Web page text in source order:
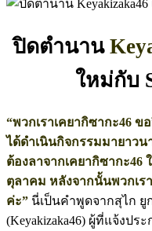
ปิดตำนาน
ใหม่กับ
“พวกเราเคยากิซากะ46
ได้ดำเนินกิจกรรมมายาวน
ต้องลาจากเคยากิซากะ46
ตุลาคม หลังจากนั้นพวกเร
ค่ะ” นี่เป็นคำพูดจากสุไก ยู
(Keyakizaka46) ผู้ที่แจ้งป